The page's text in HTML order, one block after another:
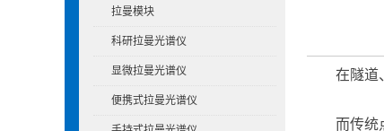
拉曼模块
科研拉曼光谱仪
显微拉曼光谱仪
便携式拉曼光谱仪
在隧道
而传统